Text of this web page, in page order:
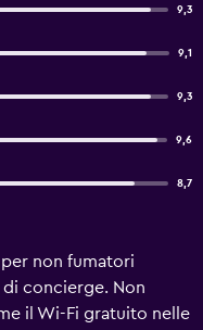
9,3
9,1
9,3
9,6
8,7
non fumatori
concierge. Non
il Wi-Fi gratuito nelle